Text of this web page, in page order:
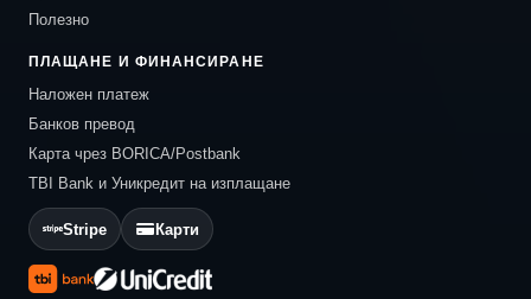
Полезно
ПЛАЩАНЕ И ФИНАНСИРАНЕ
Наложен платеж
Банков превод
Карта чрез BORICA/Postbank
TBI Bank и Уникредит на изплащане
Stripe Карти